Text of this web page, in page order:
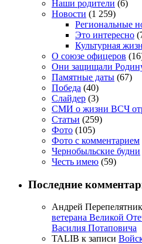
Наши родители (6)
Новости (1 259)
Региональные
Это интересно
Культурная
О союзе офицеров
Они защищали
Памятные даты (67)
Победа (40)
Слайдер (3)
СМИ о жизни ВСЧ
Статьи (259)
Фото (105)
Фото с комментарием
Чернобыльские будни
Честь имею (59)
Последние
Андрей
ветерана Великой
Василия Потаповича
TALIB к записи